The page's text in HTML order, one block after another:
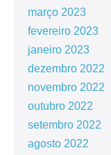
março 2023
fevereiro 2023
janeiro 2023
dezembro 2022
novembro 2022
outubro 2022
setembro 2022
agosto 2022